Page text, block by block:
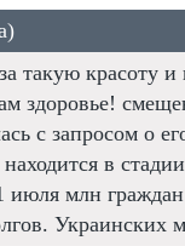
такую красоту и
здоровье!
с запросом о
в
июля млн
Украинских